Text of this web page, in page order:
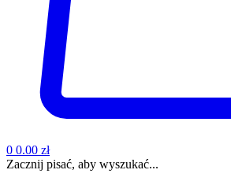
0 0.00 zł
Zacznij pisać, aby wyszukać...